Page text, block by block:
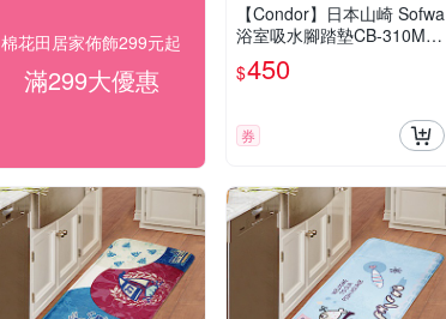
棉花田居家佈飾299元起
滿299大優惠
【Condor】日本山崎 Sofwa
浴室吸水腳踏墊CB-310M 4
5*60CM 抗菌/防滑/吸水墊/
地毯/地墊/踏墊
$450
券